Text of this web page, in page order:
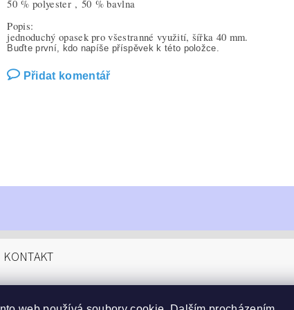
50 % polyester , 50 % bavlna
Popis:
jednoduchý opasek pro všestranné využití, šířka 40 mm.
Buďte první, kdo napíše příspěvek k této položce.
Přidat komentář
KONTAKT